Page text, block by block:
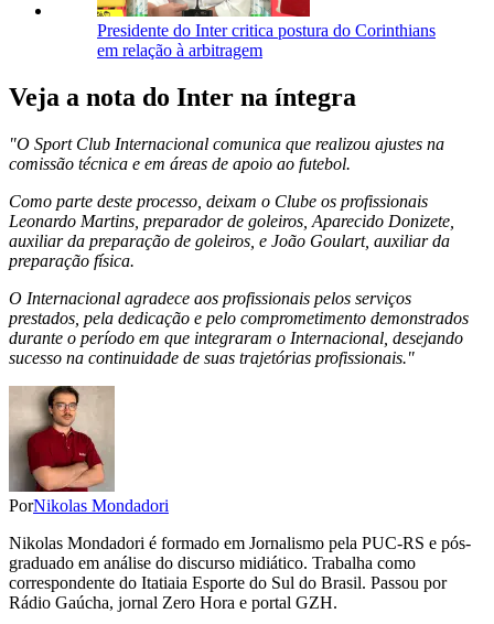
Presidente do Inter critica postura do Corinthians
em relação à arbitragem
Veja a nota do Inter na íntegra
"O Sport Club Internacional comunica que realizou ajustes na
comissão técnica e em áreas de apoio ao futebol.
Como parte deste processo, deixam o Clube os profissionais
Leonardo Martins, preparador de goleiros, Aparecido Donizete,
auxiliar da preparação de goleiros, e João Goulart, auxiliar da
preparação física.
O Internacional agradece aos profissionais pelos serviços
prestados, pela dedicação e pelo comprometimento demonstrados
durante o período em que integraram o Internacional, desejando
sucesso na continuidade de suas trajetórias profissionais."
PorNikolas Mondadori
Nikolas Mondadori é formado em Jornalismo pela PUC-RS e pós-
graduado em análise do discurso midiático. Trabalha como
correspondente do Itatiaia Esporte do Sul do Brasil. Passou por
Rádio Gaúcha, jornal Zero Hora e portal GZH.